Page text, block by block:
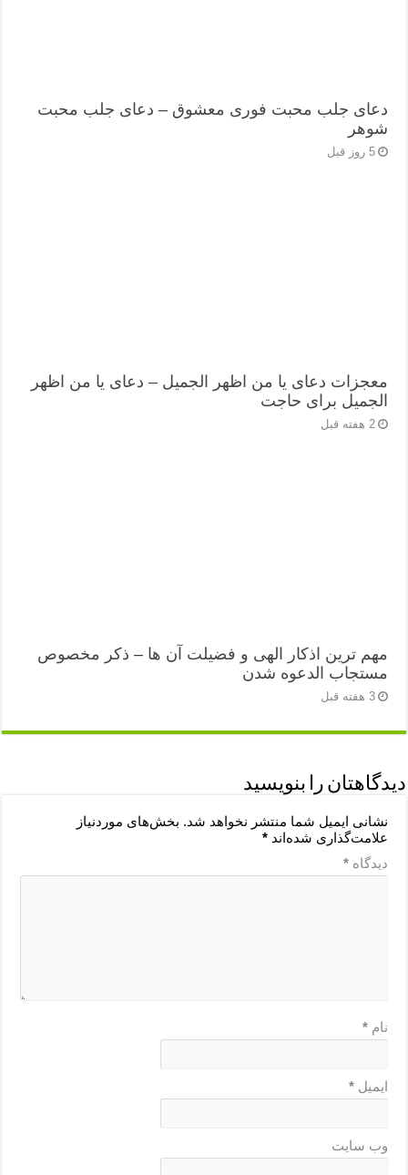
دعای جلب محبت فوری معشوق – دعای جلب محبت
شوهر
5 روز قبل
معجزات دعای یا من اظهر الجمیل – دعای یا من اظهر
الجمیل برای حاجت
2 هفته قبل
مهم ترین اذکار الهی و فضیلت آن ها – ذکر مخصوص
مستجاب الدعوه شدن
3 هفته قبل
دیدگاهتان را بنویسید
نشانی ایمیل شما منتشر نخواهد شد. بخش‌های موردنیاز
علامت‌گذاری شده‌اند*
دیدگاه*
نام*
ایمیل*
وب‌ سایت